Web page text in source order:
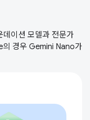
데이션 모델과 전문가
의 경우 Gemini Nano가